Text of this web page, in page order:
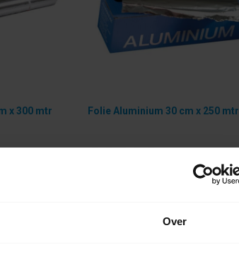
Over
x 300 mtr
Folie Aluminium 30 cm x 250 mtr